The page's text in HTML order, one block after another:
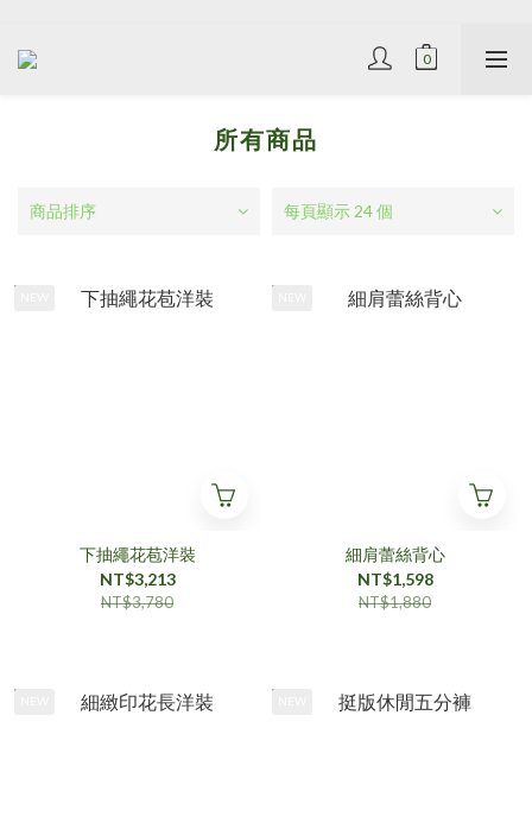
所有商品
商品排序 每頁顯示 24 個
下抽繩花苞洋裝
NT$3,213
NT$3,780
細肩蕾絲背心
NT$1,598
NT$1,880